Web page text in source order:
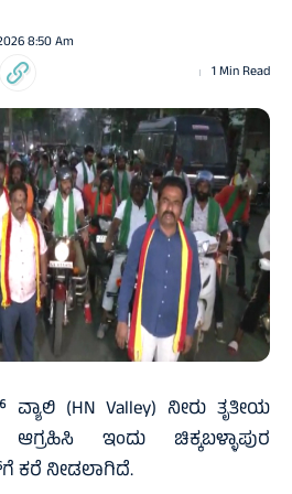
8:50 Am
1 Min Read
(HN Valley) ನೀರು ತೃತೀಯ
ಆಗ್ರಹಿಸಿ ಇಂದು ಚಿಕ್ಕಬಳ್ಳಾಪುರ
ಕರೆ ನೀಡಲಾಗಿದೆ.